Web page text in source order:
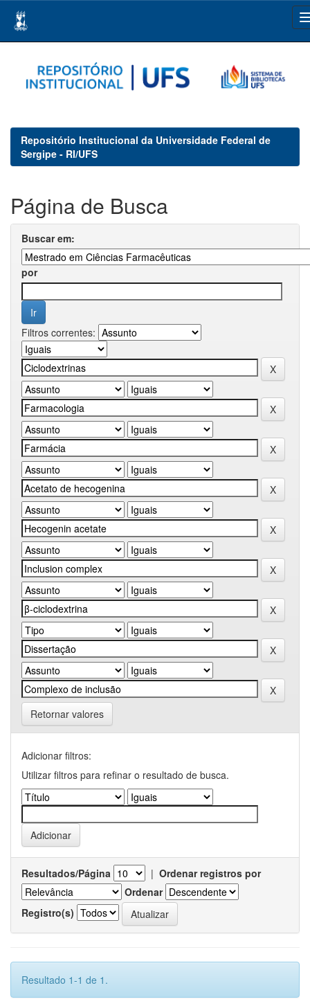
navigation
Repositório Institucional da Universidade Federal de
Sergipe - RI/UFS
Página de Busca
Buscar em:
por
Filtros correntes:
Retornar valores
Adicionar filtros:
Utilizar filtros para refinar o resultado de busca.
Resultados/Página | Ordenar registros por
Ordenar
Registro(s)
Resultado 1-1 de 1.